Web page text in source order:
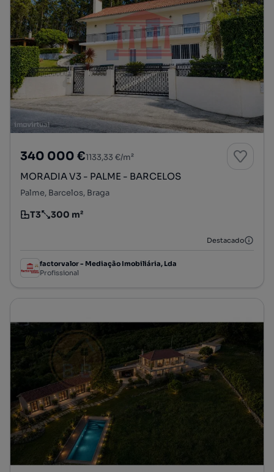
340 000 €1133,33 €/m²
MORADIA V3 - PALME - BARCELOS
Palme, Barcelos, Braga
Tipologia
T3
Preço por metro quadrado
300 m²
Destacado
factorvalor - Mediação Imobiliária, Lda
Profissional